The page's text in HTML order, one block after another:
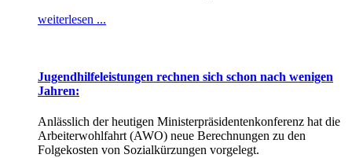
weiterlesen ...
Jugendhilfeleistungen rechnen sich schon nach wenigen
Jahren:
Anlässlich der heutigen Ministerpräsidentenkonferenz hat die
Arbeiterwohlfahrt (AWO) neue Berechnungen zu den
Folgekosten von Sozialkürzungen vorgelegt.